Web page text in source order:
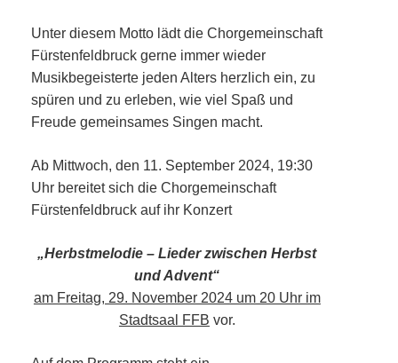
Unter diesem Motto lädt die Chorgemeinschaft
Fürstenfeldbruck gerne immer wieder
Musikbegeisterte jeden Alters herzlich ein, zu
spüren und zu erleben, wie viel Spaß und
Freude gemeinsames Singen macht.
Ab Mittwoch, den 11. September 2024, 19:30
Uhr bereitet sich die Chorgemeinschaft
Fürstenfeldbruck auf ihr Konzert
„Herbstmelodie – Lieder zwischen Herbst
und Advent“
am Freitag, 29. November 2024 um 20 Uhr im
Stadtsaal FFB vor.